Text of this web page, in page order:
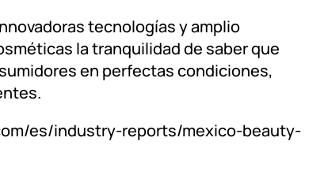
tecnologías y amplio
la tranquilidad de saber que
en perfectas condiciones,
es/industry-reports/mexico-beauty-